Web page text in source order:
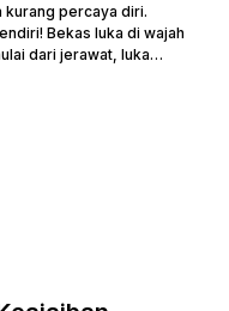
kurang percaya diri.
Bekas luka di wajah
dari jerawat, luka
cara menghilangkan
bekas luka
mulus dan percaya...